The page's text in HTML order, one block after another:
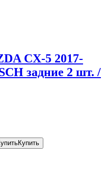
CX-5 2017-
задние 2 шт. /
Купить